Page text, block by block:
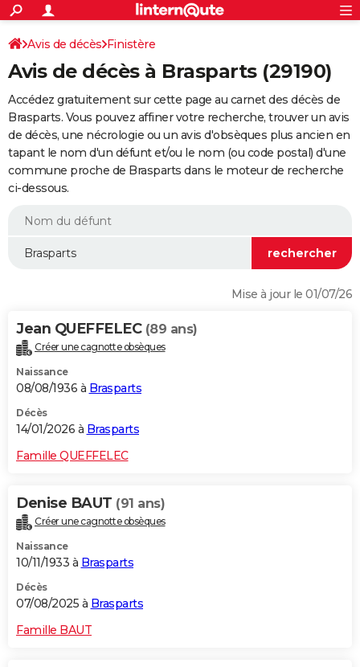
ACTUALITÉS
Politique
Société
Faits Divers
Education
Monde
Villes
+
SPORT
Coupe du monde 2026
Football
Tennis
Cyclisme
Rugby
Forum
Programme TV
TNT
Streaming
Cinéma
Sorties cinéma
Musique
+
FINANCE
Retraite
Epargne
Immobilier
Risques naturels par ville
Assurance
AUTO
Essais
Réserver un essai
Citadines
Berlines
SUV
Forum auto
+HIGH-TECH
BRICOLAGE
WEEK-END
Alimentation
Guide de la santé
Maladies
Médicaments
Sommeil
VOYAGE
Destinations
City break
Voyage nature
Voyage de noces
Forum
Climat
+PHOTO
GUIDES D'ACHAT
Carte de Noël
Carte Bonne année
Carte Saint-Valentin
Carte Pâques
Carte d'anniversaire
DICTIONNAIRE
Dictionnaire
Biographies
Citations
Expressions
Proverbes
PROGRAMME TV
S'inscrire
Se connecter
Lycées
Collèges
Primaires
Universités
Entreprises
Service militaire
Avis de recherche
AVIS DE DÉCÈS
FORUM
Avis de décès Finistère
Avis de décès à Brasparts (29190)
Accédez gratuitement sur cette page au carnet des décès de
Brasparts. Vous pouvez affiner votre recherche, trouver un avis
de décès, une nécrologie ou un avis d'obsèques plus ancien en
tapant le nom d'un défunt et/ou le nom (ou code postal) d'une
commune proche de Brasparts dans le moteur de recherche
ci-dessous.
Mise à jour le 01/07/26
Jean QUEFFELEC (89 ans)
Créer une cagnotte obsèques
Naissance
08/08/1936 à Brasparts
Décès
14/01/2026 à Brasparts
Famille QUEFFELEC
Denise BAUT (91 ans)
Créer une cagnotte obsèques
Naissance
10/11/1933 à Brasparts
Décès
07/08/2025 à Brasparts
Famille BAUT